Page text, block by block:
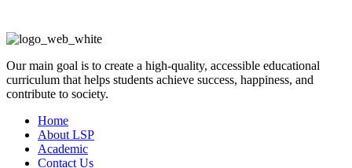
Our main goal is to create a high-quality, accessible educational
curriculum that helps students achieve success, happiness, and
contribute to society.
Home
About LSP
Academic
Contact Us